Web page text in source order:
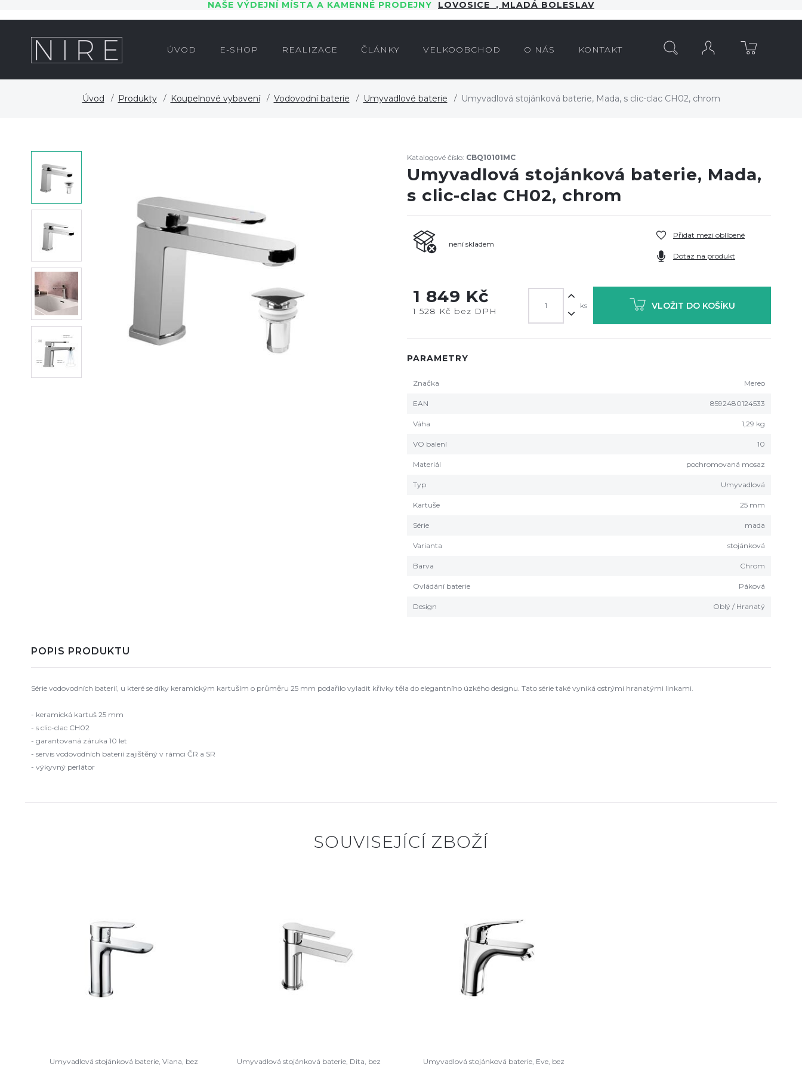
NAŠE VÝDEJNÍ MÍSTA A KAMENNÉ PRODEJNY LOVOSICE , MLADÁ BOLESLAV
ÚVOD E-SHOP REALIZACE ČLÁNKY VELKOOBCHOD O NÁS KONTAKT
Úvod Produkty Koupelnové vybavení Vodovodní baterie Umyvadlové baterie Umyvadlová stojánková baterie, Mada, s clic-clac CH02, chrom
Katalogové číslo: CBQ10101MC
Umyvadlová stojánková baterie, Mada,
s clic-clac CH02, chrom
není skladem
Přidat mezi oblíbené
Dotaz na produkt
1 849 Kč
1 528 Kč bez DPH
ks VLOŽIT DO KOŠÍKU
PARAMETRY
Značka Mereo
EAN 8592480124533
Váha 1,29 kg
VO balení 10
Materiál pochromovaná mosaz
Typ Umyvadlová
Kartuše 25 mm
Série mada
Varianta stojánková
Barva Chrom
Ovládání baterie Páková
Design Oblý / Hranatý
POPIS PRODUKTU
Série vodovodních baterií, u které se díky keramickým kartuším o průměru 25 mm podařilo vyladit křivky těla do elegantního úzkého designu. Tato série také vyniká ostrými hranatými linkami.
- keramická kartuš 25 mm
- s clic-clac CH02
- garantovaná záruka 10 let
- servis vodovodních baterií zajištěný v rámci ČR a SR
- výkyvný perlátor
SOUVISEJÍCÍ ZBOŽÍ
Umyvadlová stojánková baterie, Viana, bez Umyvadlová stojánková baterie, Dita, bez Umyvadlová stojánková baterie, Eve, bez